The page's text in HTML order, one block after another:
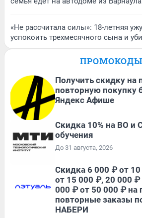
«Не рассчитала силы»: 18-летняя
успокоить трехмесячного сына и
ПРОМОКОДЫ
Получить скидку на
повторную покупку
Яндекс Афише
Скидка 10% на ВО и
обучения
До 31 августа, 2026
Скидка 6 000 ₽ от
от 15 000 ₽, 20 000
000 ₽ от 50 000 ₽ на
повторные заказы
НАБЕРИ